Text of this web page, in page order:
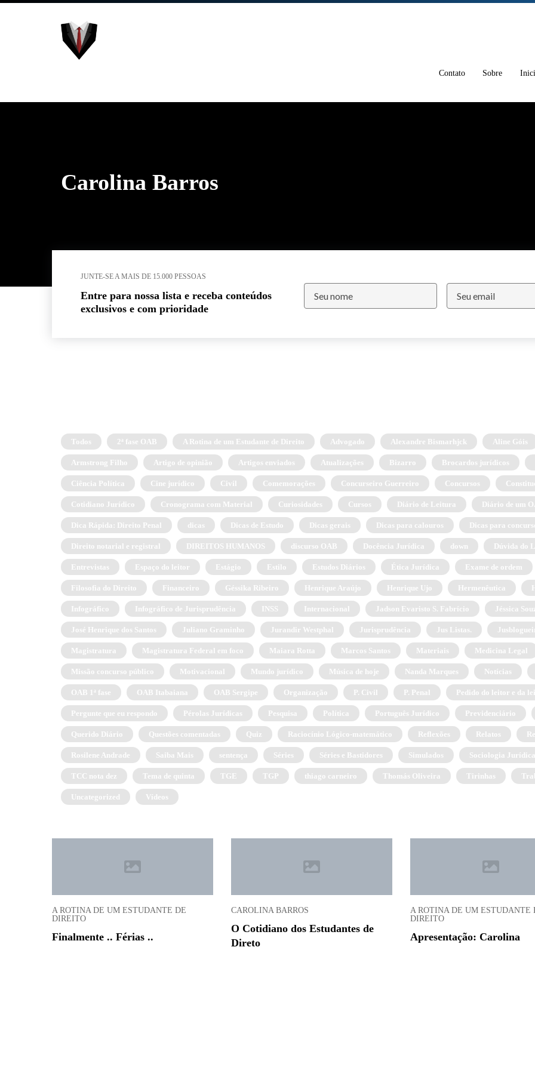
Contato Sobre
Carolina Barros
JUNTE-SE A MAIS DE 15.000 PESSOAS
Entre para nossa lista e receba conteúdos
exclusivos e com prioridade
Todos 2ª fase OAB A Rotina de um Estudante de Direito Advogado Alexandre Bismarhjck Aline Góis
Armstrong Filho Artigo de opinião Artigos enviados Atualizações Bizarro Brocardos jurídicos
Ciência Política Cine jurídico Civil Comemorações Concurseiro Guerreiro Concursos
Cotidiano Jurídico Cronograma com Material Curiosidades Cursos Diário de Leitura Diário de um
Dica Rápida: Direito Penal dicas Dicas de Estudo Dicas gerais Dicas para calouros Dicas para
Direito notarial e registral DIREITOS HUMANOS discurso OAB Docência Jurídica down Dúvida do
Entrevistas Espaço do leitor Estágio Estilo Estudos Diários Ética Jurídica Exame de ordem
Filosofia do Direito Financeiro Géssika Ribeiro Henrique Araújo Henrique Ujo Hermenêutica
Infográfico Infográfico de Jurisprudência INSS Internacional Jadson Evaristo S. Fabrício Jéssica
José Henrique dos Santos Juliano Graminho Jurandir Westphal Jurisprudência Jus Listas.
Magistratura Magistratura Federal em foco Maiara Rotta Marcos Santos Materiais Medicina Legal
Missão concurso público Motivacional Mundo jurídico Música de hoje Nanda Marques Notícias
OAB 1ª fase OAB Itabaiana OAB Sergipe Organização P. Civil P. Penal Pedido do leitor e da
Pergunte que eu respondo Pérolas Jurídicas Pesquisa Política Português Jurídico Previdenciário
Querido Diário Questões comentadas Quiz Raciocínio Lógico-matemático Reflexões Relatos
Rosilene Andrade Saiba Mais sentença Séries Séries e Bastidores Simulados Sociologia Jurídica
TCC nota dez Tema de quinta TGE TGP thiago carneiro Thomás Oliveira Tirinhas
Uncategorized Vídeos
A ROTINA DE UM ESTUDANTE DE
DIREITO
Finalmente .. Férias ..
CAROLINA BARROS
O Cotidiano dos Estudantes de
Direto
A ROTINA DE UM ESTUDANTE
DIREITO
Apresentação: Carolina